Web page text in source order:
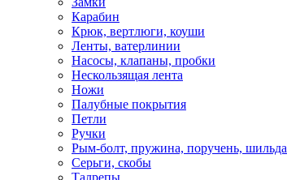
Карабин
Крюк, вертлюги, коуши
Ленты, ватерлинии
Насосы, клапаны, пробки
Нескользящая лента
Ножи
Палубные покрытия
Петли
Ручки
Рым-болт, пружина, поручень, шильда
Серьги, скобы
Талрепы